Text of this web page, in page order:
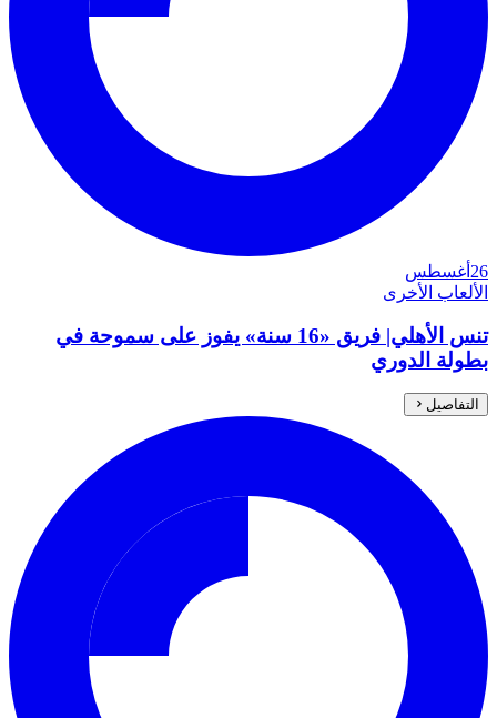
26 أغسطس
الألعاب الأخرى
تنس الأهلي| فريق «16 سنة» يفوز على سموحة في
بطولة الدوري
التفاصيل